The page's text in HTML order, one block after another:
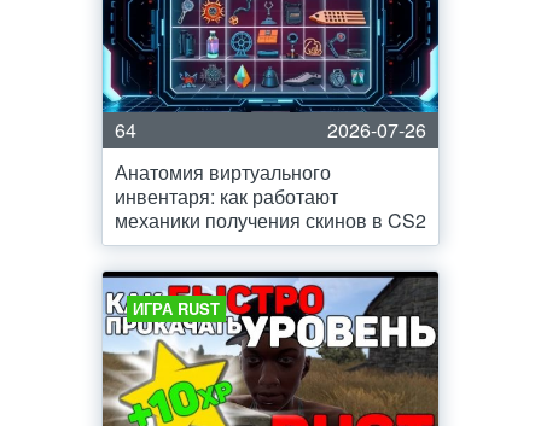
64
2026-07-26
Анатомия виртуального
инвентаря: как работают
механики получения скинов в CS2
ИГРА RUST